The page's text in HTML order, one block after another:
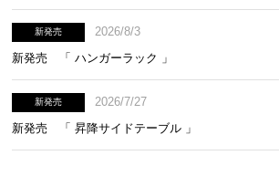
新発売
2026/8/3
新発売 「 ハンガーラック 」
新発売
2026/7/27
新発売 「 昇降サイドテーブル 」